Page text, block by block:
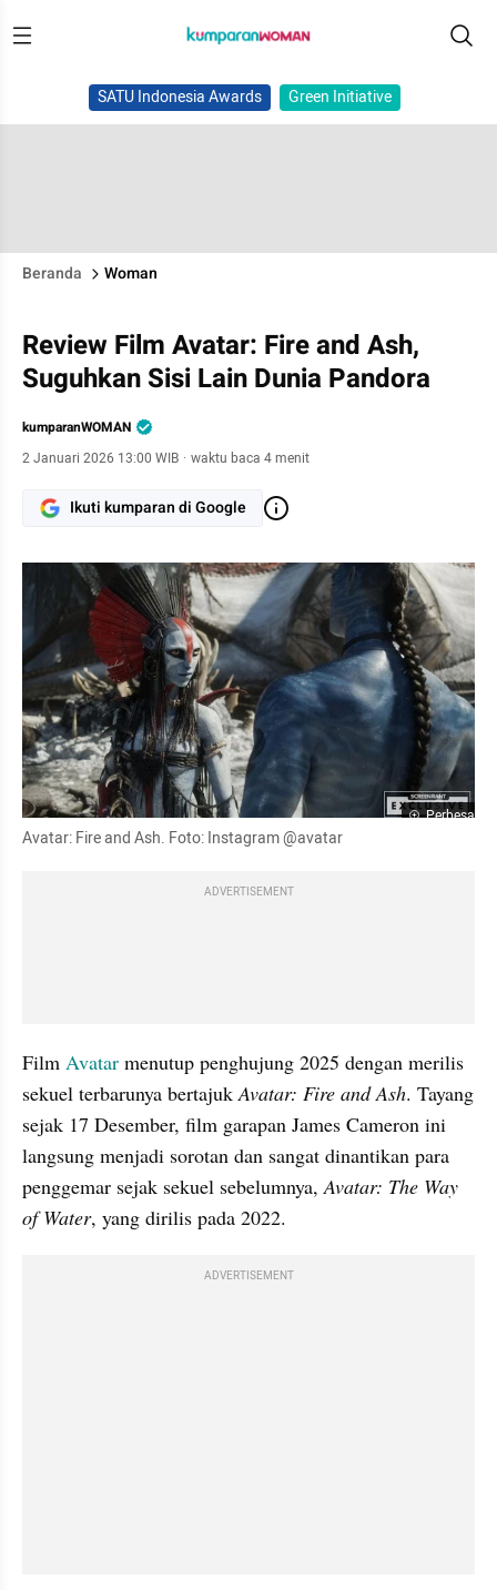
SATU Indonesia Awards Green Initiative
Beranda Woman
Review Film Avatar: Fire and Ash,
Suguhkan Sisi Lain Dunia Pandora
kumparanWOMAN
2 Januari 2026 13:00 WIB · waktu baca 4 menit
Ikuti kumparan di Google
Perbesar
Avatar: Fire and Ash. Foto: Instagram @avatar
ADVERTISEMENT
Film Avatar menutup penghujung 2025 dengan merilis
sekuel terbarunya bertajuk Avatar: Fire and Ash. Tayang
sejak 17 Desember, film garapan James Cameron ini
langsung menjadi sorotan dan sangat dinantikan para
penggemar sejak sekuel sebelumnya, Avatar: The Way
of Water, yang dirilis pada 2022.
ADVERTISEMENT